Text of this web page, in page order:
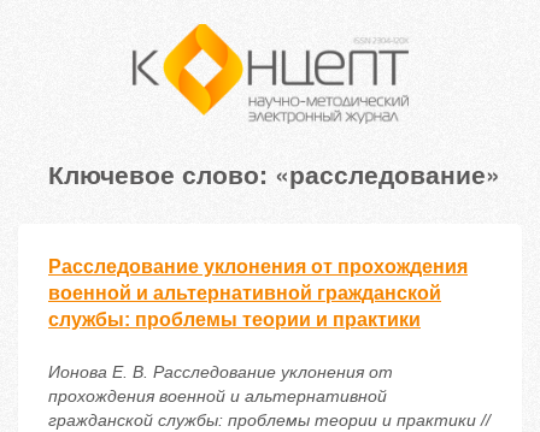
Ключевое слово: «расследование»
Расследование уклонения от прохождения
военной и альтернативной гражданской
службы: проблемы теории и практики
Ионова Е. В. Расследование уклонения от
прохождения военной и альтернативной
гражданской службы: проблемы теории и практики //